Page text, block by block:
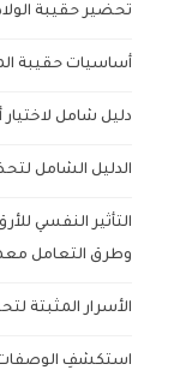
تحضير حقيبة
أساسيات حقيبة
دليل شامل
الدليل الشامل
التأثير النفسي
وطرق التعامل
الأسرار المثبتة
استكشفِ الوصفات